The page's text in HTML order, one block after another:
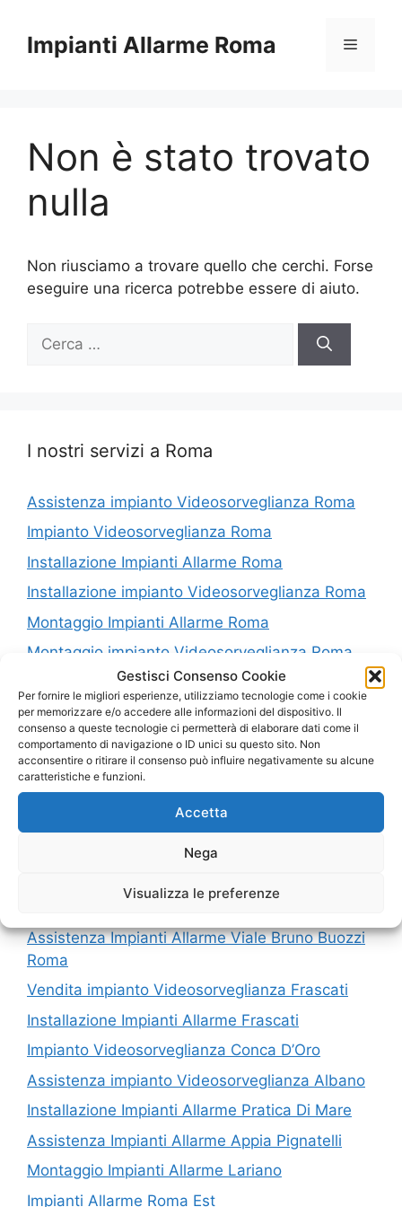
Gestisci Consenso Cookie
Per fornire le migliori esperienze, utilizziamo tecnologie come i cookie
per memorizzare e/o accedere alle informazioni del dispositivo. Il
consenso a queste tecnologie ci permetterà di elaborare dati come il
comportamento di navigazione o ID unici su questo sito. Non
acconsentire o ritirare il consenso può influire negativamente su alcune
caratteristiche e funzioni.
Accetta
Nega
Visualizza le preferenze
contenuto
Impianti Allarme Roma Menu
Non è stato trovato
nulla
Non riusciamo a trovare quello che cerchi. Forse
eseguire una ricerca potrebbe essere di aiuto.
per:
I nostri servizi a Roma
Assistenza impianto Videosorveglianza Roma
Impianto Videosorveglianza Roma
Installazione Impianti Allarme Roma
Installazione impianto Videosorveglianza Roma
Montaggio Impianti Allarme Roma
Montaggio impianto Videosorveglianza Roma
Riparazione Impianti Allarme Roma
Riparazione impianto Videosorveglianza Roma
Vendita Impianti Allarme Roma
Vendita impianto Videosorveglianza Roma
I nostri servizi in Provincia di Roma
Assistenza impianto Videosorveglianza Piazza
Assistenza Impianti Allarme Viale Bruno Buozzi
Roma
Vendita impianto Videosorveglianza Frascati
Installazione Impianti Allarme Frascati
Impianto Videosorveglianza Conca D’Oro
Assistenza impianto Videosorveglianza Albano
Installazione Impianti Allarme Pratica Di Mare
Assistenza Impianti Allarme Appia Pignatelli
Montaggio Impianti Allarme Lariano
Impianti Allarme Roma Est